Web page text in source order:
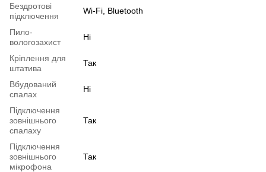
Бездротові
підключення
Wi-Fi, Bluetooth
Пило-
вологозахист
Ні
Кріплення для
штатива
Так
Вбудований
спалах
Ні
Підключення
зовнішнього
спалаху
Так
Підключення
зовнішнього
мікрофона
Так